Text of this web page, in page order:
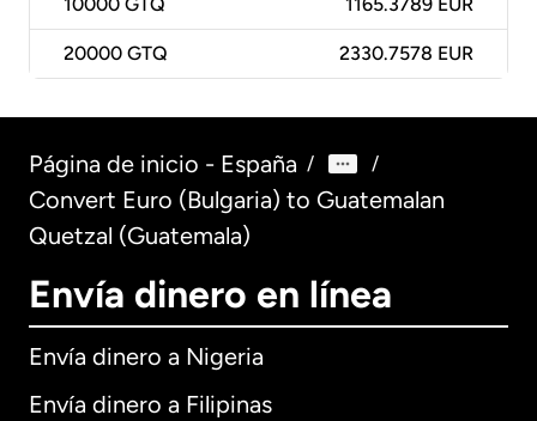
10000 GTQ 1165.3789 EUR
20000 GTQ 2330.7578 EUR
Página de inicio - España / /
Convert Euro (Bulgaria) to Guatemalan
Quetzal (Guatemala)
Envía dinero en línea
Envía dinero a Nigeria
Envía dinero a Filipinas